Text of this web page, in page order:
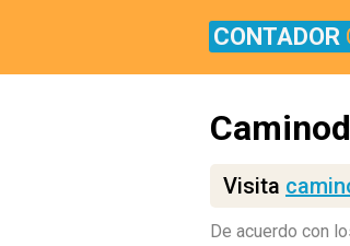
CONTADOR
Visita
De acuerdo con